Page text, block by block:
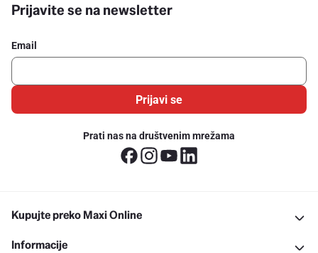
Prijavite se na newsletter
Email
Prijavi se
Prati nas na društvenim mrežama
Kupujte preko Maxi Online
Informacije